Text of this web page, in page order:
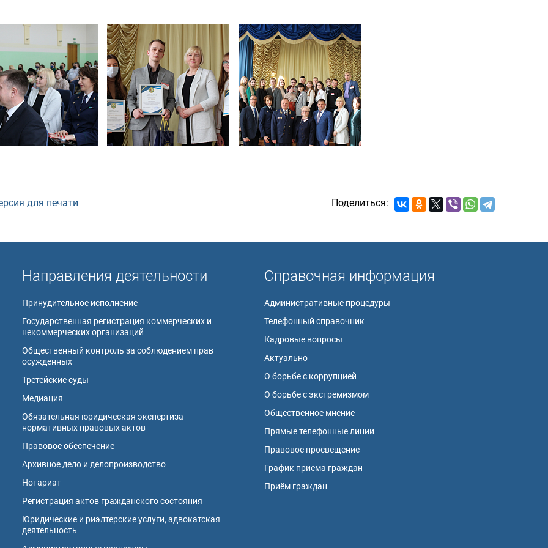
для печати Поделиться:
Направления деятельности
Принудительное исполнение
Государственная регистрация коммерческих и
некоммерческих организаций
Общественный контроль за соблюдением прав
осужденных
Третейские суды
Медиация
Обязательная юридическая экспертиза
нормативных правовых актов
Правовое обеспечение
Архивное дело и делопроизводство
Нотариат
Регистрация актов гражданского состояния
Юридические и риэлтерские услуги, адвокатская
деятельность
Справочная информация
Административные процедуры
Телефонный справочник
Кадровые вопросы
Актуально
О борьбе с коррупцией
О борьбе с экстремизмом
Общественное мнение
Прямые телефонные линии
Правовое просвещение
График приема граждан
Приём граждан